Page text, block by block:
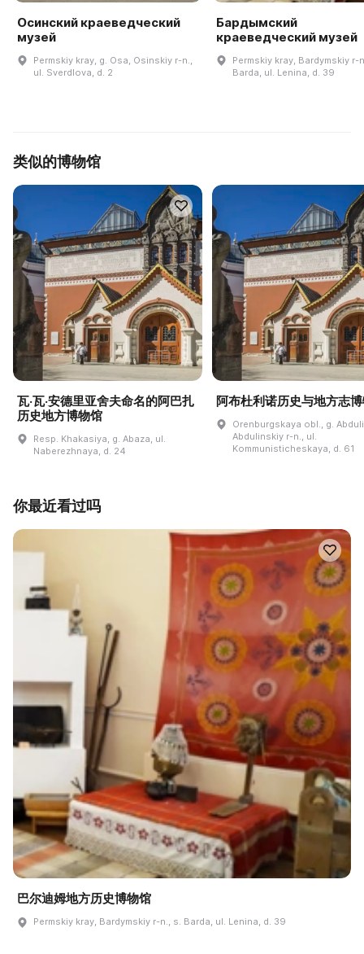
Осинский краеведческий
музей
Permskiy kray, g. Osa, Osinskiy r-n.,
ul. Sverdlova, d. 2
Бардымский
краеведческий музей
Permskiy kray, Bardymskiy r-
Barda, ul. Lenina, d. 39
类似的博物馆
瓦·瓦·安德里亚舍夫命名的阿巴扎
历史地方博物馆
Resp. Khakasiya, g. Abaza, ul.
Naberezhnaya, d. 24
阿布杜利诺历史与地方志
Orenburgskaya obl., g.
Abdulinskiy r-n., ul.
Kommunisticheskaya, d. 61
你最近看过吗
巴尔迪姆地方历史博物馆
Permskiy kray, Bardymskiy r-n., s. Barda, ul. Lenina, d. 39